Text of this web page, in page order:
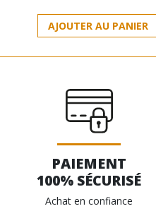
initial
était :
AJOUTER AU PANIER
PAIEMENT
100% SÉCURISÉ
Achat en confiance